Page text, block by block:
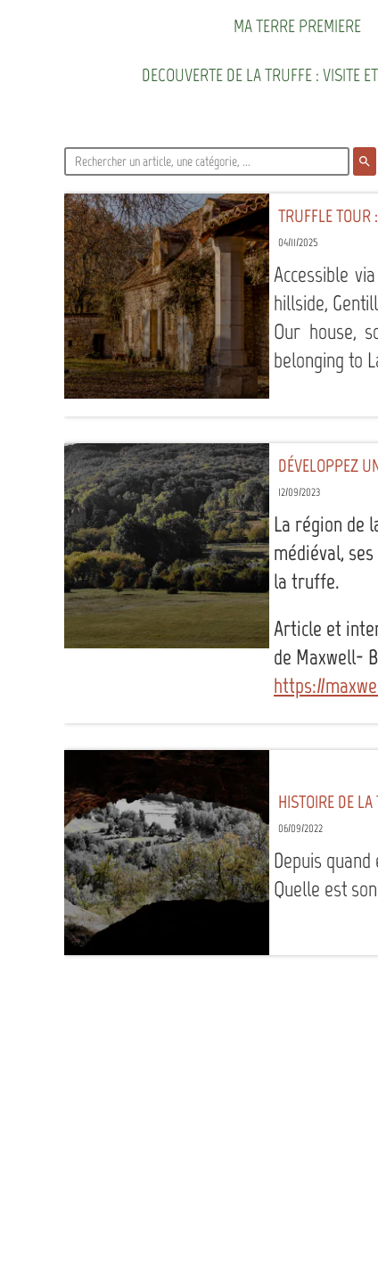
MA TERRE PREMIERE
DECOUVERTE DE LA TRUFFE : VISITE
search
TRUFFLE TOUR
04/11/2025
Accessible
hillside,
Our house,
belonging to
DÉVELOPPEZ
12/09/2023
La région de
médiéval,
la truffe.
Article et
de Maxwell-
https://
HISTOIRE DE
06/09/2022
Depuis
Quelle est